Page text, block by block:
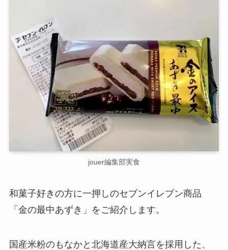
jouer編集部実食
和菓子好きの方に一押しのセブンイレブン商品
「金の最中あずき」をご紹介します。
国産米粉のもなかと北海道産大納言を採用した、